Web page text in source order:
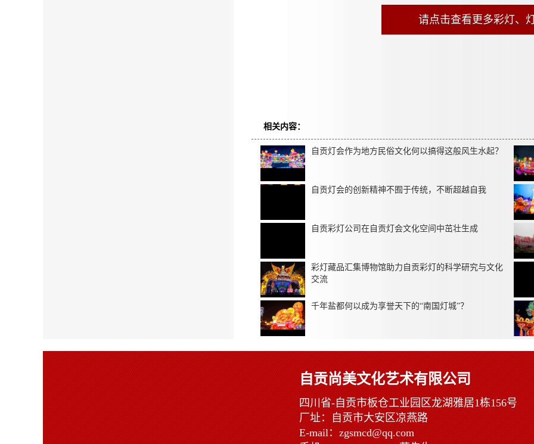
请点击查看更多彩灯、
相关内容：
自贡灯会作为地方民俗文化何以搞得这般风生水起？
自贡灯会的创新精神不囿于传统，不断超越自我
自贡彩灯公司在自贡灯会文化空间中茁壮生成
彩灯藏品汇集博物馆助力自贡彩灯的科学研究与文化
交流
千年盐都何以成为享誉天下的“南国灯城”？
自贡尚美文化艺术有限公司
四川省-自贡市板仓工业园区龙湖雅居1栋156号
厂址：自贡市大安区凉燕路
E-mail：zgsmcd@qq.com